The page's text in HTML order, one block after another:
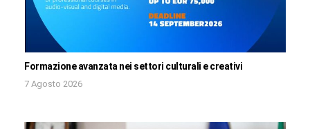
Formazione avanzata nei settori culturali e creativi
7 Agosto 2026